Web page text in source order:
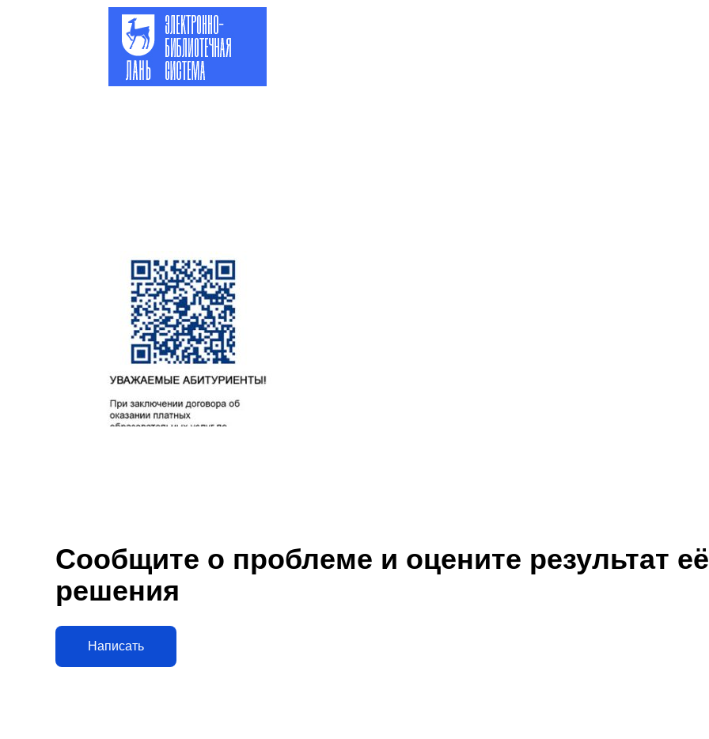
Сообщите о проблеме и оцените результат её
решения
Написать